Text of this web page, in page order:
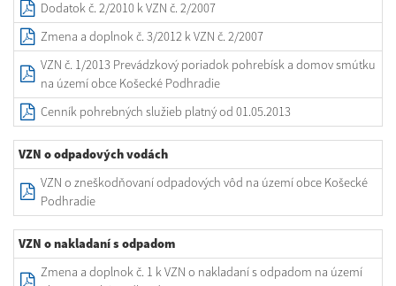
Dodatok č. 2/2010 k VZN č. 2/2007
Zmena a doplnok č. 3/2012 k VZN č. 2/2007
VZN č. 1/2013 Prevádzkový poriadok pohrebísk a domov smútku
na území obce Košecké Podhradie
Cenník pohrebných služieb platný od 01.05.2013
VZN o odpadových vodách
VZN o zneškodňovaní odpadových vôd na území obce Košecké
Podhradie
VZN o nakladaní s odpadom
Zmena a doplnok č. 1 k VZN o nakladaní s odpadom na území